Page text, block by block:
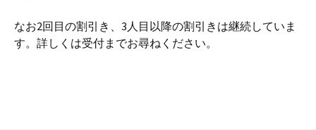
なお2回目の割引き、3人目以降の割引きは継続していま
す。詳しくは受付までお尋ねください。